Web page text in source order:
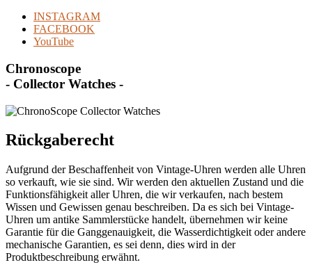
INSTAGRAM
FACEBOOK
YouTube
Chronoscope
- Collector Watches -
Rückgaberecht
Aufgrund der Beschaffenheit von Vintage-Uhren werden alle Uhren
so verkauft, wie sie sind. Wir werden den aktuellen Zustand und die
Funktionsfähigkeit aller Uhren, die wir verkaufen, nach bestem
Wissen und Gewissen genau beschreiben. Da es sich bei Vintage-
Uhren um antike Sammlerstücke handelt, übernehmen wir keine
Garantie für die Ganggenauigkeit, die Wasserdichtigkeit oder andere
mechanische Garantien, es sei denn, dies wird in der
Produktbeschreibung erwähnt.